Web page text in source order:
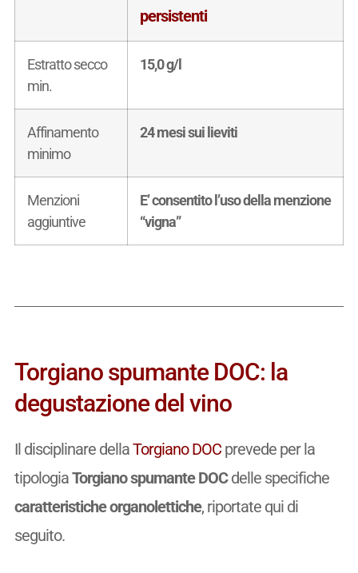
persistenti
Estratto secco
min.
15,0 g/l
Affinamento
minimo
24 mesi sui lieviti
Menzioni
aggiuntive
E’ consentito l’uso della menzione
“vigna”
Torgiano spumante DOC: la
degustazione del vino
Il disciplinare dellaTorgiano DOCprevede per la
tipologiaTorgiano spumante DOCdelle specifiche
caratteristiche organolettiche, riportate qui di
seguito.